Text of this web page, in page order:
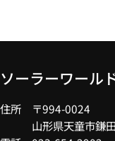
ソーラーワー
住所 〒994-0024
山形県天童市鎌田